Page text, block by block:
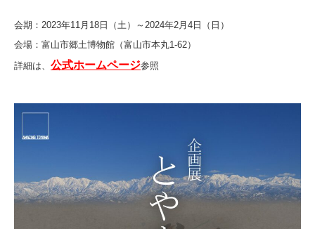
会期：2023年11月18日（土）～2024年2月4日（日）
会場：富山市郷土博物館（富山市本丸1-62）
詳細は、 公式ホームページ参照